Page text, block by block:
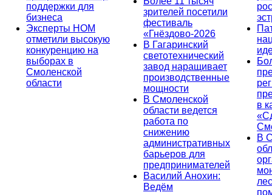
поддержки для
бизнеса
Эксперты НОМ
отметили высокую
конкуренцию на
выборах в
Смоленской
области
зрителей посетили
фестиваль
«Гнёздово-2026
В Гагаринский
светотехнический
завод наращивает
производственные
мощности
В Смоленской
области ведется
работа по
снижению
административных
барьеров для
предпринимателей
Василий Анохин:
Ведём
в
В